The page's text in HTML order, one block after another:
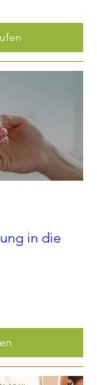
in die